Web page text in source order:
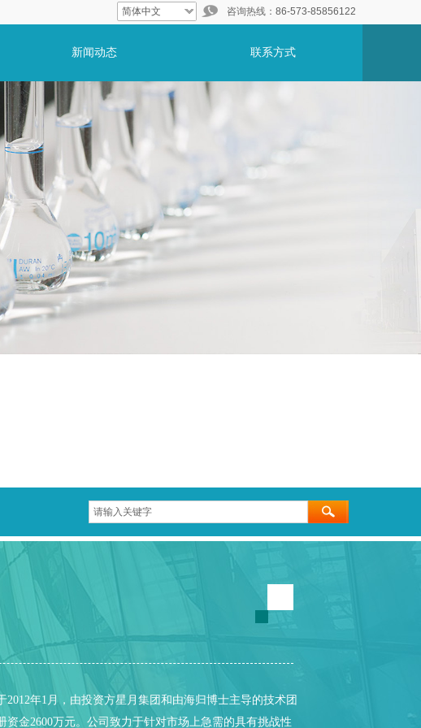
咨询热线： 86-573-85856122
简体中文
新闻动态 联系方式
年1月，由投资方星月集团和由海归博士主导的技术团
资金2600万元。公司致力于针对市场上急需的具有挑战性